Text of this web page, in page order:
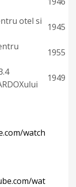
otel si
1945
1955
1949
watch
wat